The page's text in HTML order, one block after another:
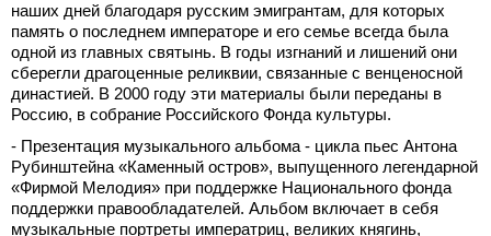
наших дней благодаря русским эмигрантам, для которых
память о последнем императоре и его семье всегда была
одной из главных святынь. В годы изгнаний и лишений они
сберегли драгоценные реликвии, связанные с венценосной
династией. В 2000 году эти материалы были переданы в
Россию, в собрание Российского Фонда культуры.
- Презентация музыкального альбома - цикла пьес Антона
Рубинштейна «Каменный остров», выпущенного легендарной
«Фирмой Мелодия» при поддержке Национального фонда
поддержки правообладателей. Альбом включает в себя
музыкальные портреты императриц, великих княгинь,